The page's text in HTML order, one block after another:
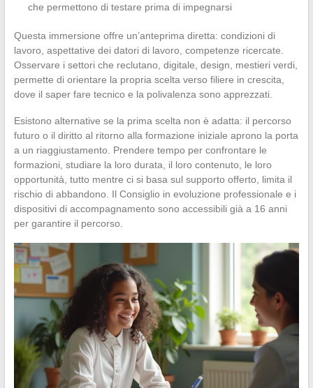
che permettono di testare prima di impegnarsi
Questa immersione offre un’anteprima diretta: condizioni di
lavoro, aspettative dei datori di lavoro, competenze ricercate.
Osservare i settori che reclutano, digitale, design, mestieri verdi,
permette di orientare la propria scelta verso filiere in crescita,
dove il saper fare tecnico e la polivalenza sono apprezzati.
Esistono alternative se la prima scelta non è adatta: il percorso
futuro o il diritto al ritorno alla formazione iniziale aprono la porta
a un riaggiustamento. Prendere tempo per confrontare le
formazioni, studiare la loro durata, il loro contenuto, le loro
opportunità, tutto mentre ci si basa sul supporto offerto, limita il
rischio di abbandono. Il Consiglio in evoluzione professionale e i
dispositivi di accompagnamento sono accessibili già a 16 anni
per garantire il percorso.